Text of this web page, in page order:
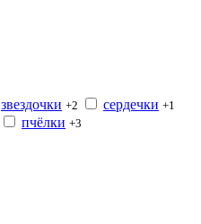
звездочки +2 сердечки +1
пчёлки +3